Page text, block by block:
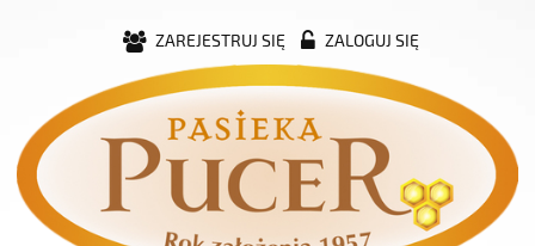
ZAREJESTRUJ SIĘ ZALOGUJ SIĘ